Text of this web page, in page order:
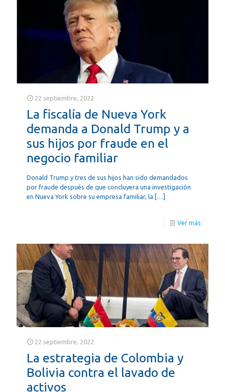
22 septiembre, 2022
La fiscalía de Nueva York
demanda a Donald Trump y a
sus hijos por fraude en el
negocio familiar
Donald Trump y tres de sus hijos han sido demandados
por fraude después de que concluyera una investigación
en Nueva York sobre su empresa familiar, la […]
Ver más
22 septiembre, 2022
La estrategia de Colombia y
Bolivia contra el lavado de
activos